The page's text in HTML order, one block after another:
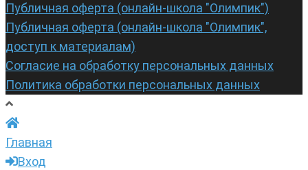
Публичная оферта (онлайн-школа "Олимпик")
Публичная оферта (онлайн-школа "Олимпик",
доступ к материалам)
Согласие на обработку персональных данных
Политика обработки персональных данных
Главная
Вход